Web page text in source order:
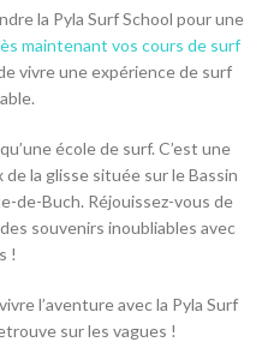
la Pyla Surf School pour une
maintenant vos cours de surf
vivre une expérience de surf
école de surf. C’est une
la glisse située sur le Bassin
de-Buch. Réjouissez-vous de
souvenirs inoubliables avec
!
l’aventure avec la Pyla Surf
sur les vagues !